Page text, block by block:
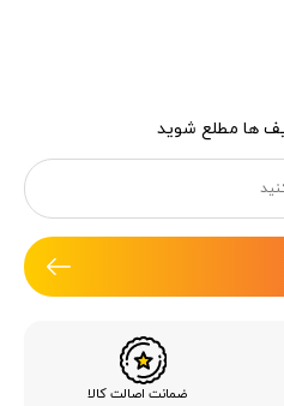
ها مطلع شوید
ضمانت اصالت کالا